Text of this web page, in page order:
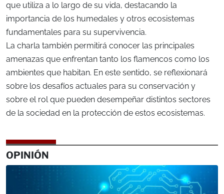
que utiliza a lo largo de su vida, destacando la
importancia de los humedales y otros ecosistemas
fundamentales para su supervivencia.
La charla también permitirá conocer las principales
amenazas que enfrentan tanto los flamencos como los
ambientes que habitan. En este sentido, se reflexionará
sobre los desafíos actuales para su conservación y
sobre el rol que pueden desempeñar distintos sectores
de la sociedad en la protección de estos ecosistemas.
OPINIÓN